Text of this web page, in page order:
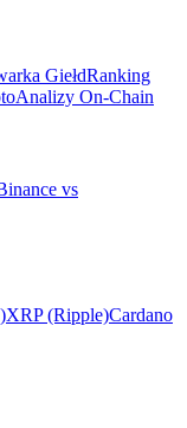
GiełdRanking
Analizy On-Chain
vs
XRP (Ripple)Cardano